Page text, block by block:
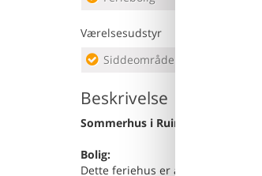
Værelsesudstyr
Siddeområde
Beskrivelse
Sommerhus i Ruinerwold med
Bolig:
Dette feriehus er anderledes end